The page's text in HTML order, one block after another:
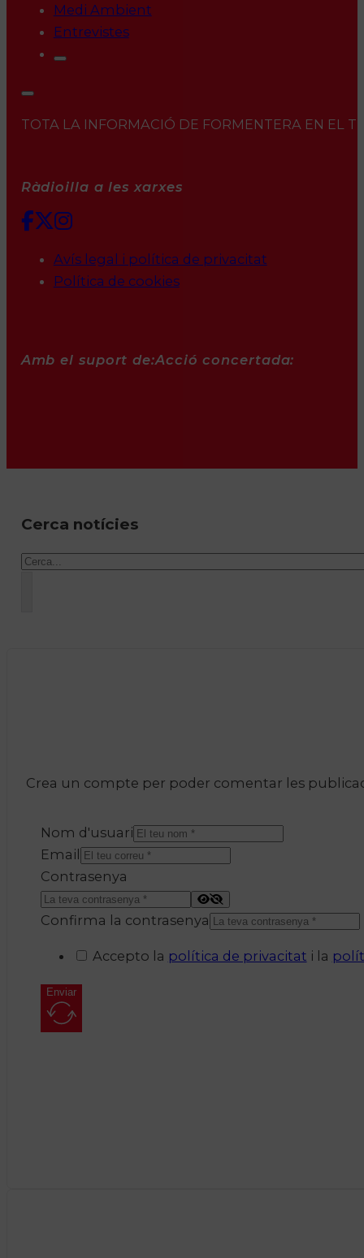
Medi Ambient
Entrevistes
TOTA LA INFORMACIÓ DE FORMENTERA EN EL
Ràdioilla a les xarxes
Avís legal i política de privacitat
Política de cookies
Amb el suport de:Acció concertada:
Cerca notícies
Cercar
Crea un compte per poder comentar les
Nom d'usuari
Email
Contrasenya
Confirma la contrasenya
Accepto la política de privacitat i la
Enviar